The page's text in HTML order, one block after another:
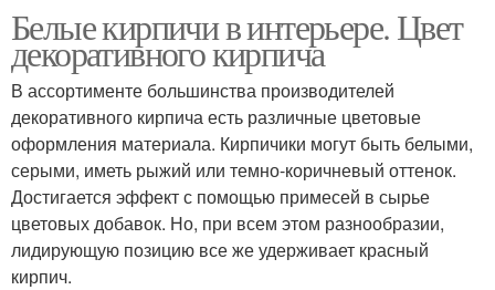
Белые кирпичи в интерьере. Цвет
декоративного кирпича
В ассортименте большинства производителей
декоративного кирпича есть различные цветовые
оформления материала. Кирпичики могут быть белыми,
серыми, иметь рыжий или темно-коричневый оттенок.
Достигается эффект с помощью примесей в сырье
цветовых добавок. Но, при всем этом разнообразии,
лидирующую позицию все же удерживает красный
кирпич.